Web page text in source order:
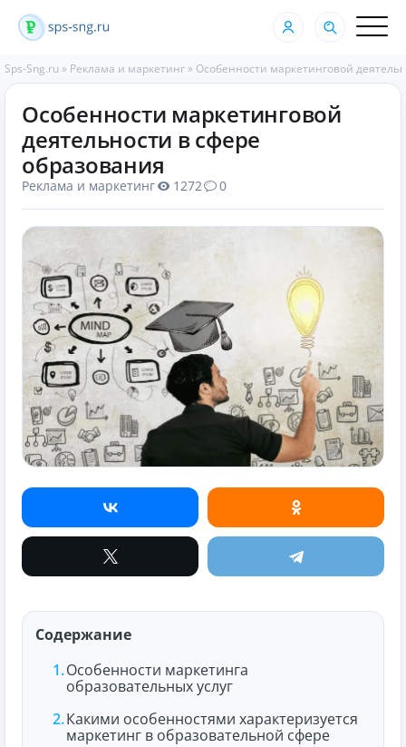
Sps-Sng.ru » Реклама и маркетинг » Особенности маркетинговой
Особенности маркетинговой
деятельности в сфере
образования
Реклама и маркетинг 1272 0
Содержание
Особенности маркетинга
образовательных услуг
Какими особенностями характеризуется
маркетинг в образовательной сфере